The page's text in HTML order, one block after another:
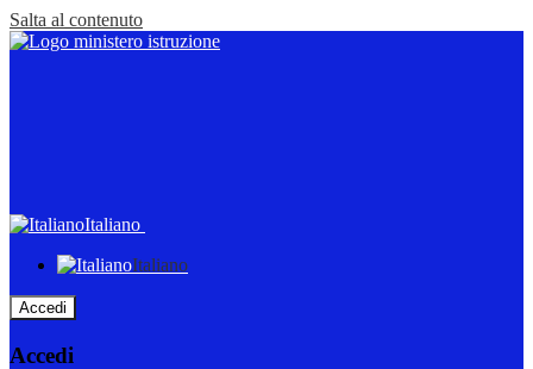
Salta al contenuto
Italiano
Italiano
Accedi
Accedi